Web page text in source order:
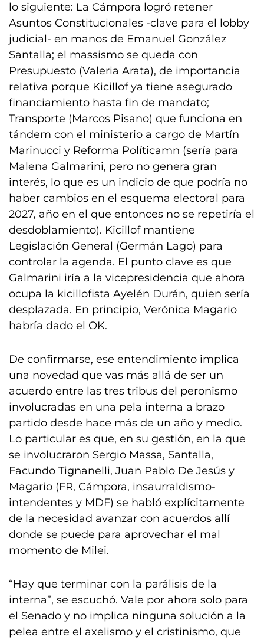
lo siguiente: La Cámpora logró retener
Asuntos Constitucionales -clave para el lobby
judicial- en manos de Emanuel González
Santalla; el massismo se queda con
Presupuesto (Valeria Arata), de importancia
relativa porque Kicillof ya tiene asegurado
financiamiento hasta fin de mandato;
Transporte (Marcos Pisano) que funciona en
tándem con el ministerio a cargo de Martín
Marinucci y Reforma Políticamn (sería para
Malena Galmarini, pero no genera gran
interés, lo que es un indicio de que podría no
haber cambios en el esquema electoral para
2027, año en el que entonces no se repetiría el
desdoblamiento). Kicillof mantiene
Legislación General (Germán Lago) para
controlar la agenda. El punto clave es que
Galmarini iría a la vicepresidencia que ahora
ocupa la kicillofista Ayelén Durán, quien sería
desplazada. En principio, Verónica Magario
habría dado el OK.
De confirmarse, ese entendimiento implica
una novedad que vas más allá de ser un
acuerdo entre las tres tribus del peronismo
involucradas en una pela interna a brazo
partido desde hace más de un año y medio.
Lo particular es que, en su gestión, en la que
se involucraron Sergio Massa, Santalla,
Facundo Tignanelli, Juan Pablo De Jesús y
Magario (FR, Cámpora, insaurraldismo-
intendentes y MDF) se habló explícitamente
de la necesidad avanzar con acuerdos allí
donde se puede para aprovechar el mal
momento de Milei.
“Hay que terminar con la parálisis de la
interna”, se escuchó. Vale por ahora solo para
el Senado y no implica ninguna solución a la
pelea entre el axelismo y el cristinismo, que